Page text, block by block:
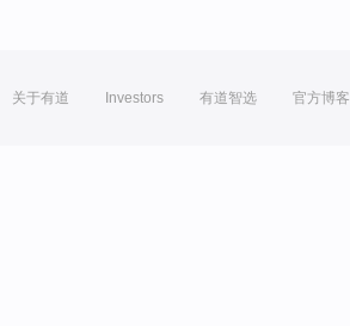
关于有道 Investors 有道智选 官方博客